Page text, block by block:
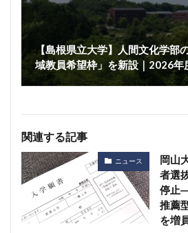
【島根県立大学】人間文化学部
域教員希望枠」を新設｜2026年
関連する記事
ニュース
岡山
者選
停止
推薦
を増